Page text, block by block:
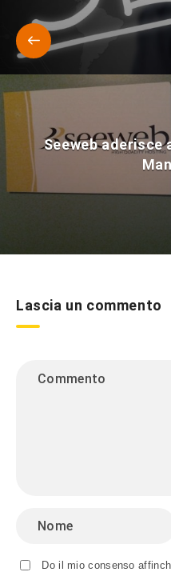
Seeweb aderisce
Lascia un commento
Do il mio consenso